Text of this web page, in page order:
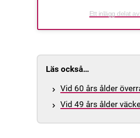
Ett inlägg delat
Läs också…
Vid 60 års ålder
Vid 49 års ålder